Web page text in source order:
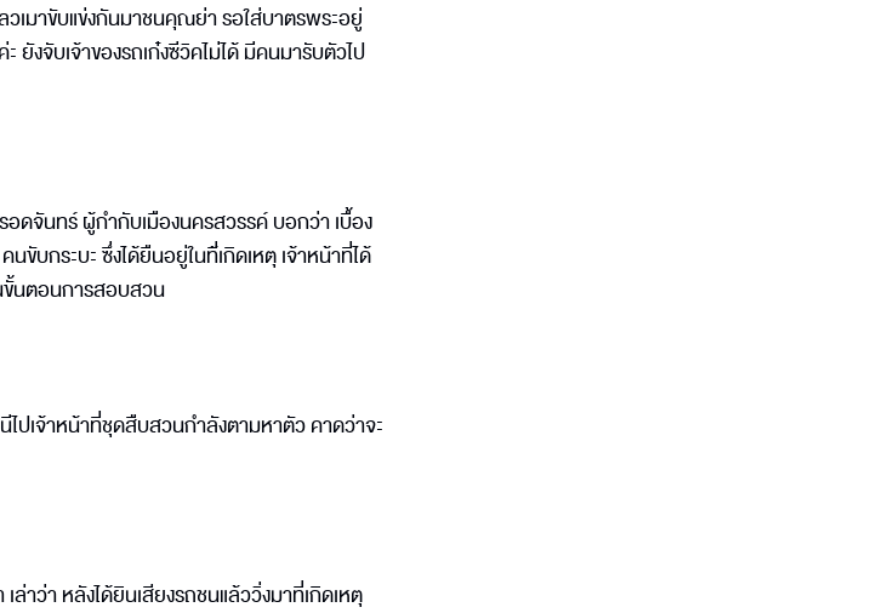
เมาขับแข่งกันมาชนคุณย่า รอใส่บาตรพระอยู่
ยังจับเจ้าของรถเก๋งซีวิคไม่ได้ มีคนมารับตัวไป
จันทร์ ผู้กำกับเมืองนครสวรรค์ บอกว่า เบื้อง
บกระบะ ซึ่งได้ยืนอยู่ในที่้เกิดเหตุ เจ้าหน้าที่ได้
นตอนการสอบสวน
ปเจ้าหน้าที่ชุดสืบสวนกำลังตามหาตัว คาดว่าจะ
ว่า หลังได้ยินเสียงรถชนแล้ววิ่งมาที่เกิดเหตุ